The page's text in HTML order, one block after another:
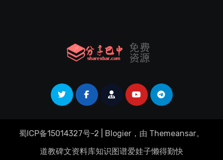
蜀ICP备15014327号-2 Blogier ，由 Themeansar。
道教碑文资料库知识图谱爱娃子懒得勤快